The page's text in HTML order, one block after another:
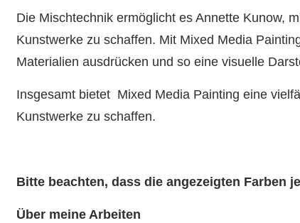
Die Mischtechnik ermöglicht es Annette Kunow,
Kunstwerke zu schaffen. Mit Mixed Media
Materialien ausdrücken und so eine visuelle
Insgesamt bietet Mixed Media Painting eine
Kunstwerke zu schaffen.
Bitte beachten, dass die angezeigten Farben
Über meine Arbeiten